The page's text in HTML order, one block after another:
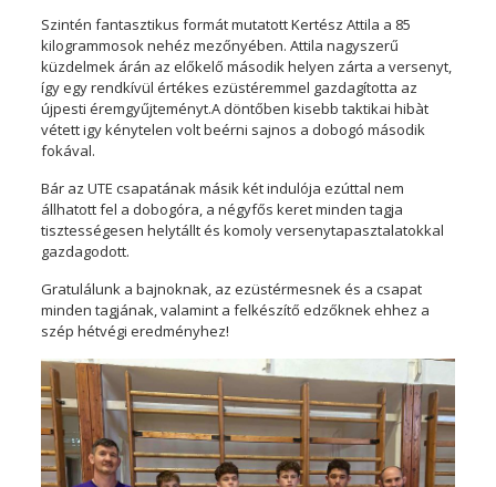
Szintén fantasztikus formát mutatott Kertész Attila a 85
kilogrammosok nehéz mezőnyében. Attila nagyszerű
küzdelmek árán az előkelő második helyen zárta a versenyt,
így egy rendkívül értékes ezüstéremmel gazdagította az
újpesti éremgyűjteményt.A döntőben kisebb taktikai hibàt
vétett igy kénytelen volt beérni sajnos a dobogó második
fokával.
Bár az UTE csapatának másik két indulója ezúttal nem
állhatott fel a dobogóra, a négyfős keret minden tagja
tisztességesen helytállt és komoly versenytapasztalatokkal
gazdagodott.
Gratulálunk a bajnoknak, az ezüstérmesnek és a csapat
minden tagjának, valamint a felkészítő edzőknek ehhez a
szép hétvégi eredményhez!